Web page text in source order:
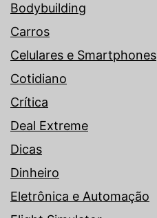
Bodybuilding
Carros
Celulares e Smartphones
Cotidiano
Crítica
Deal Extreme
Dicas
Dinheiro
Eletrônica e Automação